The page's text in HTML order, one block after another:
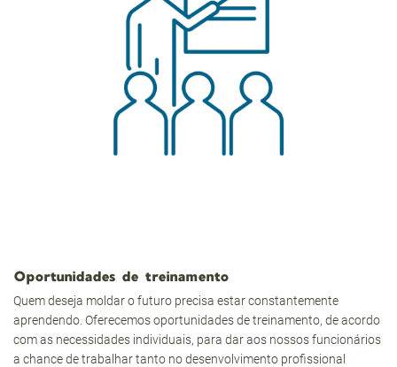
Oportunidades de treinamento
Quem deseja moldar o futuro precisa estar constantemente
aprendendo. Oferecemos oportunidades de treinamento, de acordo
com as necessidades individuais, para dar aos nossos funcionários
a chance de trabalhar tanto no desenvolvimento profissional